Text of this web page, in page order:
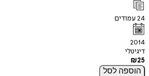
24עמודים
2014
דיגיטלי
₪25
הוספה לסל